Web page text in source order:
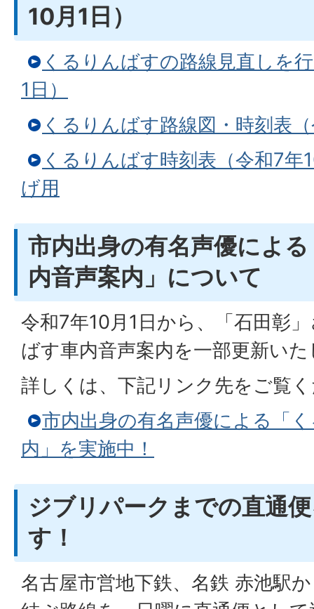
10月1日）
くるりんばすの路線見直しを
1日）
くるりんばす路線図・時刻表
くるりんばす時刻表（令和7年
げ用
市内出身の有名声優によ
内音声案内」について
令和7年10月1日から、「石田彰
ばす車内音声案内を一部更新い
詳しくは、下記リンク先をご覧
市内出身の有名声優による「
内」を実施中！
ジブリパークまでの直通
す！
名古屋市営地下鉄、名鉄 赤池駅